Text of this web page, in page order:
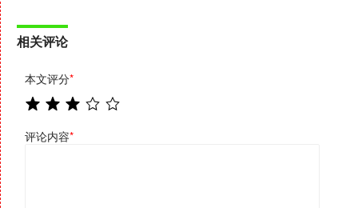
相关评论
本文评分*
评论内容*